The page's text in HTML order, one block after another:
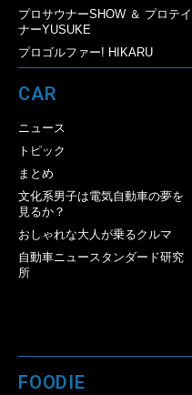
プロサウナーSHOW ＆ プロテイ
ナーYUSUKE
プロゴルファー! HIKARU
CAR
ニュース
トピック
まとめ
文化系男子は電気自動車の夢を
見るか？
おしゃれな大人が乗るクルマ
自動車ニュースタンダード研究
所
FOODIE